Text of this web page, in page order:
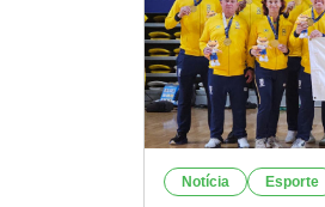
Notícia Esporte